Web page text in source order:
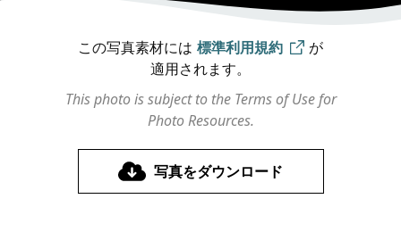
この写真素材には 標準利用規約
が
適用されます。
This photo is subject to the Terms of Use for
Photo Resources.
写真をダウンロード